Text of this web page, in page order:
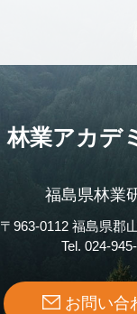
林業アカデ
福島県林業
〒963-0112 福島県郡
Tel. 024-
お問い合